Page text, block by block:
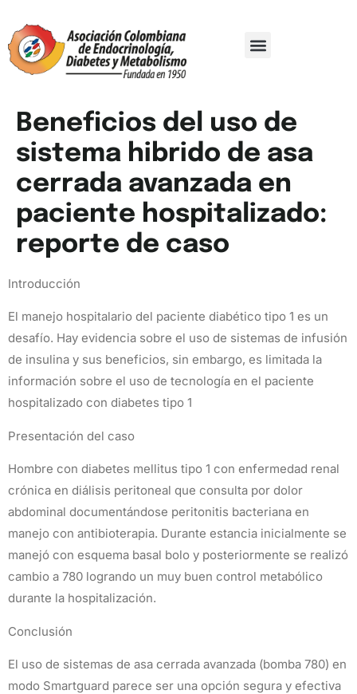
Beneficios del uso de
sistema hibrido de asa
cerrada avanzada en
paciente hospitalizado:
reporte de caso
Introducción
El manejo hospitalario del paciente diabético tipo 1 es un
desafío. Hay evidencia sobre el uso de sistemas de infusión
de insulina y sus beneficios, sin embargo, es limitada la
información sobre el uso de tecnología en el paciente
hospitalizado con diabetes tipo 1
Presentación del caso
Hombre con diabetes mellitus tipo 1 con enfermedad renal
crónica en diálisis peritoneal que consulta por dolor
abdominal documentándose peritonitis bacteriana en
manejo con antibioterapia. Durante estancia inicialmente se
manejó con esquema basal bolo y posteriormente se realizó
cambio a 780 logrando un muy buen control metabólico
durante la hospitalización.
Conclusión
El uso de sistemas de asa cerrada avanzada (bomba 780) en
modo Smartguard parece ser una opción segura y efectiva